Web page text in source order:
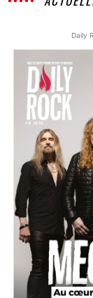
Daily